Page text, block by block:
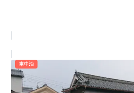
車中泊